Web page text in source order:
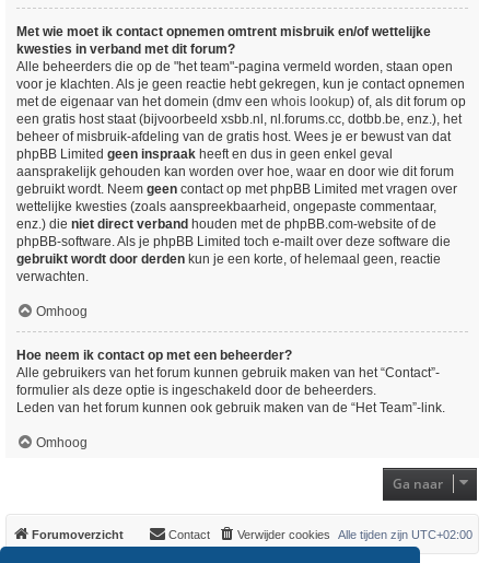
Met wie moet ik contact opnemen omtrent misbruik en/of wettelijke
kwesties in verband met dit forum?
Alle beheerders die op de "het team"-pagina vermeld worden, staan open
voor je klachten. Als je geen reactie hebt gekregen, kun je contact opnemen
met de eigenaar van het domein (dmv een whois lookup) of, als dit forum op
een gratis host staat (bijvoorbeeld xsbb.nl, nl.forums.cc, dotbb.be, enz.), het
beheer of misbruik-afdeling van de gratis host. Wees je er bewust van dat
phpBB Limited geen inspraak heeft en dus in geen enkel geval
aansprakelijk gehouden kan worden over hoe, waar en door wie dit forum
gebruikt wordt. Neem geen contact op met phpBB Limited met vragen over
wettelijke kwesties (zoals aanspreekbaarheid, ongepaste commentaar,
enz.) die niet direct verband houden met de phpBB.com-website of de
phpBB-software. Als je phpBB Limited toch e-mailt over deze software die
gebruikt wordt door derden kun je een korte, of helemaal geen, reactie
verwachten.
Omhoog
Hoe neem ik contact op met een beheerder?
Alle gebruikers van het forum kunnen gebruik maken van het “Contact”-
formulier als deze optie is ingeschakeld door de beheerders.
Leden van het forum kunnen ook gebruik maken van de “Het Team”-link.
Omhoog
Ga naar
Forumoverzicht Alle tijden zijn UTC+02:00
Verwijder cookies
Contact